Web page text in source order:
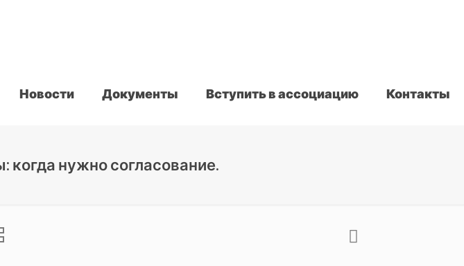
Новости Документы Вступить в ассоциацию Контакты
когда нужно согласование.